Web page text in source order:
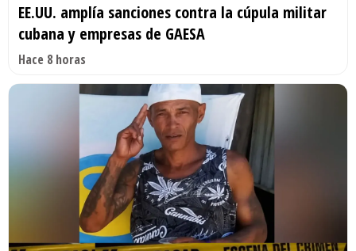
EE.UU. amplía sanciones contra la cúpula militar
cubana y empresas de GAESA
Hace 8 horas